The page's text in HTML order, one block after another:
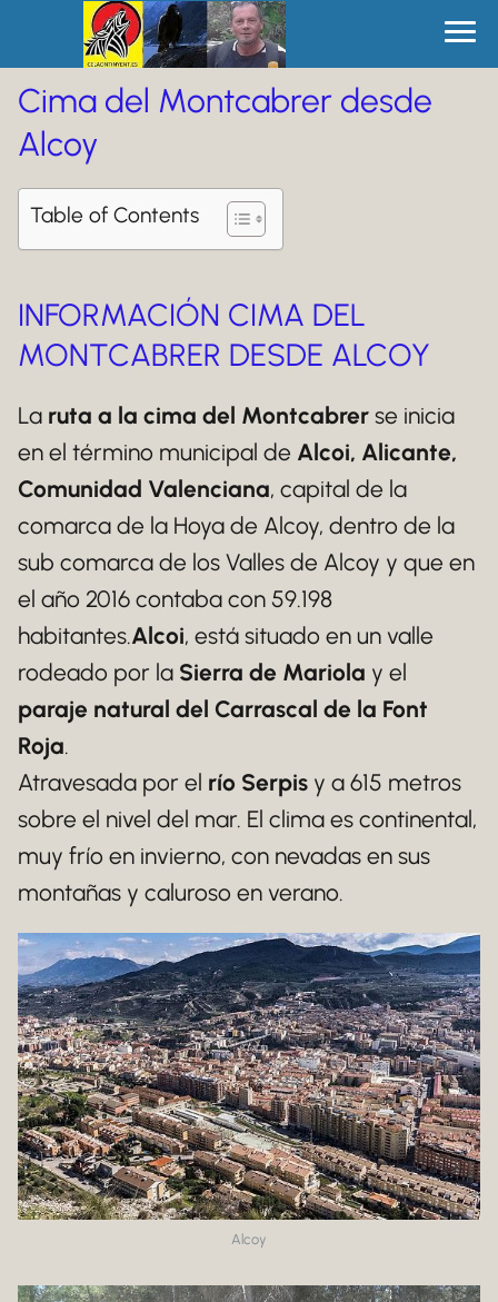
Cima del Montcabrer desde
Alcoy
Table of Contents
INFORMACIÓN CIMA DEL
MONTCABRER DESDE ALCOY
La ruta a la cima del Montcabrer se inicia
en el término municipal de Alcoi, Alicante,
Comunidad Valenciana, capital de la
comarca de la Hoya de Alcoy, dentro de la
sub comarca de los Valles de Alcoy y que en
el año 2016 contaba con 59.198
habitantes.Alcoi, está situado en un valle
rodeado por la Sierra de Mariola y el
paraje natural del Carrascal de la Font
Roja.
Atravesada por el río Serpis y a 615 metros
sobre el nivel del mar. El clima es continental,
muy frío en invierno, con nevadas en sus
montañas y caluroso en verano.
Alcoy